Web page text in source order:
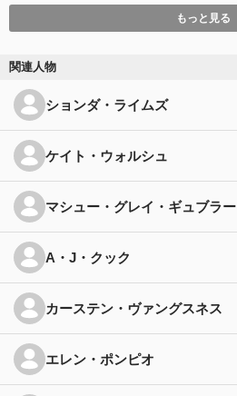
もっと見る
関連人物
ションダ・ライムズ
ケイト・ウォルシュ
マシュー・グレイ・ギュブラー
A・J・クック
カーステン・ヴァングスネス
エレン・ポンピオ